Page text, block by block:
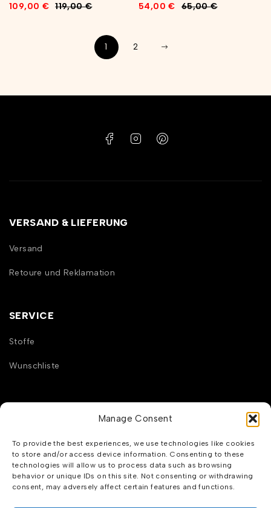
Manage Consent
To provide the best experiences, we use technologies like cookies
to store and/or access device information. Consenting to these
technologies will allow us to process data such as browsing
behavior or unique IDs on this site. Not consenting or withdrawing
consent, may adversely affect certain features and functions.
119,00€
109,00 €
65,00€
54,00€
1 2
Impressum
SERVICE
Stoffe
Wunschliste
VERSAND & LIEFERUNG
Versand
Retoure und Reklamation